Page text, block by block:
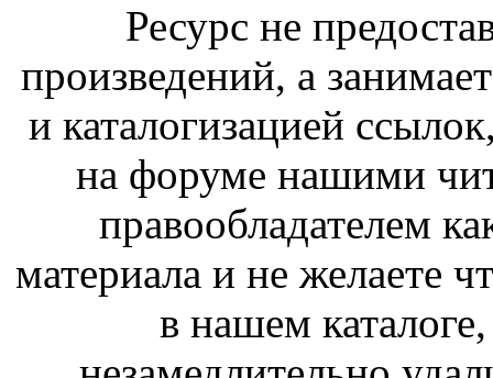
Ресурс не
произведений, а
и каталогизацией
на форуме нашими
правообладателем
материала и не желаете
в нашем